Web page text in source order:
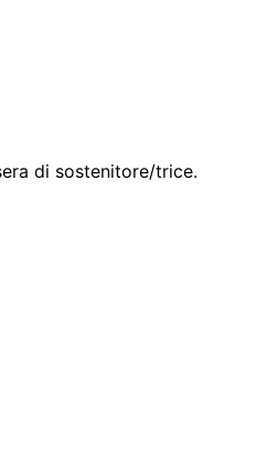
di sostenitore/trice.